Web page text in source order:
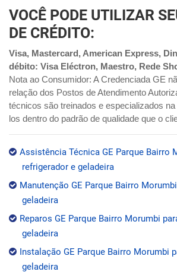
VOCÊ PODE UTILIZAR
DE CRÉDITO:
Visa, Mastercard, American Express,
débito: Visa Eléctron, Maestro, Rede
Nota ao Consumidor: A Credenciada GE
relação dos Postos de Atendimento
técnicos são treinados e especializados
los dentro do padrão de qualidade que o
Assistência Técnica GE Parque Bairro
refrigerador e geladeira
Manutenção GE Parque Bairro
geladeira
Reparos GE Parque Bairro Morumbi
geladeira
Instalação GE Parque Bairro Morumbi
geladeira